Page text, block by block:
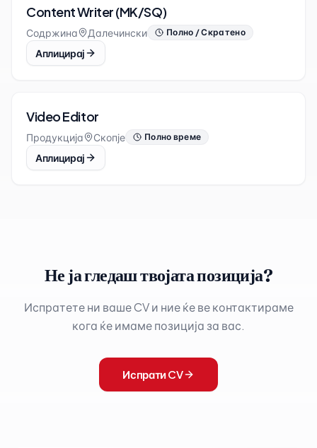
Content Writer (MK/SQ)
Содржина Далечински Полно / Скратено
Аплицирај
Video Editor
Продукција Скопје Полно време
Аплицирај
Не ја гледаш твојата позиција?
Испратете ни ваше CV и ние ќе ве контактираме
кога ќе имаме позиција за вас.
Испрати CV